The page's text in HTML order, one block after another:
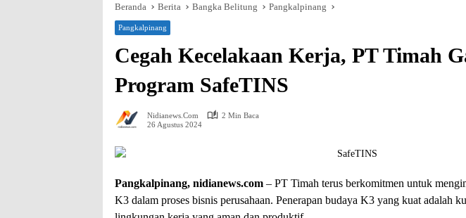
Beranda Berita Bangka Belitung Pangkalpinang
Pangkalpinang
Cegah Kecelakaan Kerja, PT Timah
Program SafeTINS
Nidianews.com
2 Min Baca
26 Agustus 2024
Pangkalpinang, nidianews.com – PT Timah terus berkomitmen untuk
K3 dalam proses bisnis perusahaan. Penerapan budaya K3 yang kuat adalah